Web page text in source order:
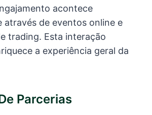
acontece
através de eventos online e
trading. Esta interação
a experiência geral da
Parcerias